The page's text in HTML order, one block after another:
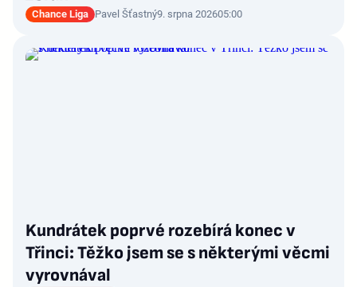
Chance Liga Pavel Šťastný9. srpna 202605:00
Kundrátek poprvé rozebírá konec v
Třinci: Těžko jsem se s některými věcmi
vyrovnával